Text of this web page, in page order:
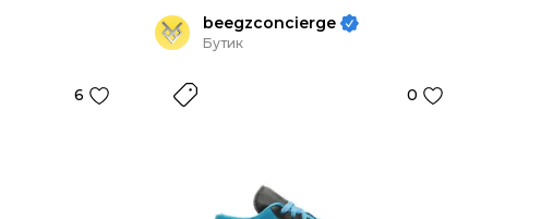
6
beegzconcierge
Бутик
0